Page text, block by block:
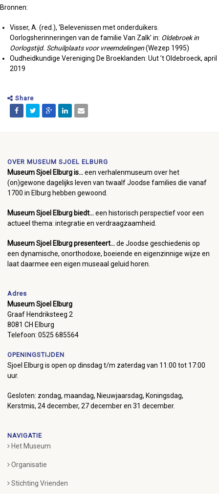
Bronnen:
Visser, A. (red.), ‘Belevenissen met onderduikers.
Oorlogsherinneringen van de familie Van Zalk’ in: Oldebroek in
Oorlogstijd. Schuilplaats voor vreemdelingen(Wezep 1995)
Oudheidkundige Vereniging De Broeklanden: Uut ’t Oldebroeck, april
2019
Share
OVER MUSEUM SJOEL ELBURG
Museum Sjoel Elburg is...een verhalenmuseum over het
(on)gewone dagelijks leven van twaalf Joodse families die vanaf
1700 in Elburg hebben gewoond.
Museum Sjoel Elburg biedt...een historisch perspectief voor een
actueel thema: integratie en verdraagzaamheid.
Museum Sjoel Elburg presenteert...de Joodse geschiedenis op
een dynamische, onorthodoxe, boeiende en eigenzinnige wijze en
laat daarmee een eigen museaal geluid horen.
Adres
Museum Sjoel Elburg
Graaf Hendriksteeg 2
8081 CH Elburg
Telefoon: 0525 685564
OPENINGSTIJDEN
Sjoel Elburg is open op dinsdag t/m zaterdag van 11:00 tot 17:00
uur.
Gesloten: zondag, maandag, Nieuwjaarsdag, Koningsdag,
Kerstmis, 24 december, 27 december en 31 december.
NAVIGATIE
Het Museum
Organisatie
Stichting Vrienden